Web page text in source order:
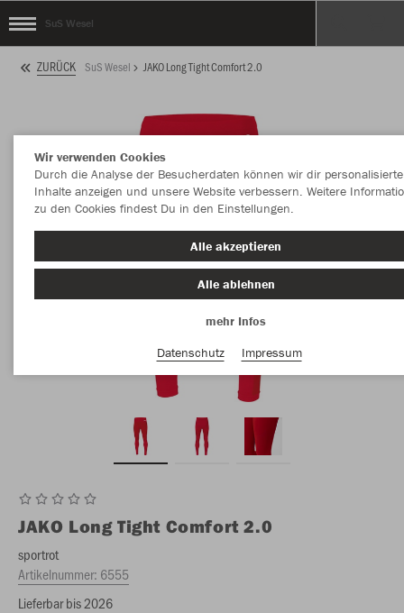
SuS Wesel
ZURÜCK SuS Wesel JAKO Long Tight Comfort 2.0
JAKO Long Tight Comfort 2.0
sportrot
Artikelnummer: 6555
Lieferbar bis 2026
Wir verwenden Cookies
Durch die Analyse der Besucherdaten können wir dir personalisierte
Inhalte anzeigen und unsere Website verbessern. Weitere
zu den Cookies findest Du in den Einstellungen.
Alle akzeptieren
Alle ablehnen
mehr Infos
Datenschutz
Impressum